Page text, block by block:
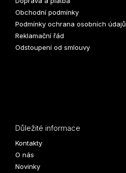
Obchodní podmínky
Podmínky ochrana osobních údajů
Reklamační řád
Odstoupení od smlouvy
Důležité informace
Kontakty
O nás
Novinky